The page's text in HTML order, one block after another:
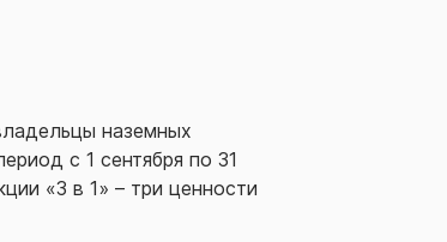
наземных
с 1 сентября по 31
«3 в 1» – три ценности